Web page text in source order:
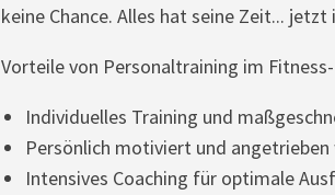
keine Chance. Alles hat seine Zeit... jetzt
Vorteile von Personaltraining im
Individuelles Training und
Persönlich motiviert und angetrieben
Intensives Coaching für optimale